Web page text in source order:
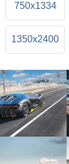
750x1334
1350x2400